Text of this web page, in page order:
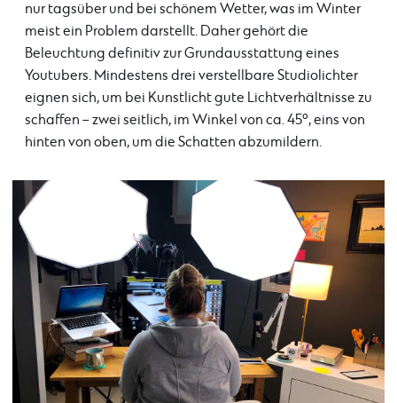
nur tagsüber und bei schönem Wetter, was im Winter
meist ein Problem darstellt. Daher gehört die
Beleuchtung definitiv zur Grundausstattung eines
Youtubers. Mindestens drei verstellbare Studiolichter
eignen sich, um bei Kunstlicht gute Lichtverhältnisse zu
schaffen – zwei seitlich, im Winkel von ca. 45°, eins von
hinten von oben, um die Schatten abzumildern.